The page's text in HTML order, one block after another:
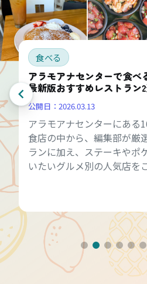
食べる
アラモアナセンターで食べ
最新版おすすめレストラン
公開日： 2026.03.13
アラモアナセンターにある
食店の中から、編集部が厳
ランに加え、ステーキやポ
いたいグルメ別の人気店を